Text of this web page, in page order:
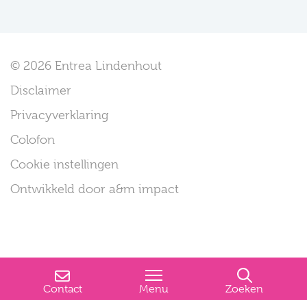
© 2026 Entrea Lindenhout
Disclaimer
Privacyverklaring
Colofon
Cookie instellingen
Ontwikkeld door a&m impact
Contact Menu Zoeken